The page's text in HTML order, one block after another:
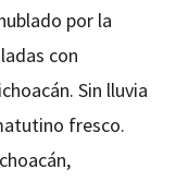
por la
con
Sin lluvia
fresco.